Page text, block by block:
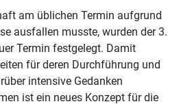
am üblichen Termin aufgrund
ausfallen musste, wurden der 3.
Termin festgelegt. Damit
für deren Durchführung und
intensive Gedanken
ist ein neues Konzept für die